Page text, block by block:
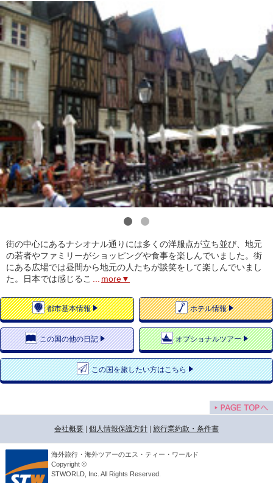
街の中心にあるナシオナル通りには多くの洋服点が立ち並び、地元
の若者やファミリーがショッピングや食事を楽しんでいました。街
にある広場では昼間から地元の人たちが談笑をして楽しんでいまし
た。日本では感じるこ
more▼
都市基本情報 ホテル情報
この国の他の日記 オプショナルツアー
この国を旅したい方はこちら
会社概要 | 個人情報保護方針 | 旅行業約款・条件書
海外旅行・海外ツアーのエス・ティー・ワールド
Copyright ©
STWORLD, Inc. All Rights Reserved.